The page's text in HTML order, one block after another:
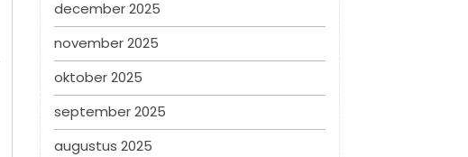
december 2025
november 2025
oktober 2025
september 2025
augustus 2025